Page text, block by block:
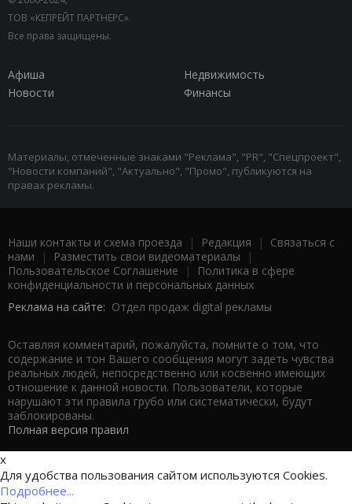
ТОВ «КЕПРЕЙТ ПАРТНЕРС».
Все права защищены.
Афиша
Недвижимость
Новости
Финансы
Материалы, отмеченные знаками "Реклама", "PR", "Спецпроект",
"Новости компаний", "Актуально", "Промо", публикуются на
правах рекламы.
Наши контакты и схема проезда | Редакция | Связаться с
нами | Разместить свои видеоматериалы |
Пользовательское Соглашение |
Политика в сфере
конфиденциальности и персональных данных
Реклама на сайте: Отдел продаж digital рекламы
Оставляя комментарий, пожалуйста, помните о том, что
содержание и тон Вашего сообщения могут задеть чувства
реальных людей, непосредственно или косвенно имеющих
отношение к данной новости. Пользователи, которые
нарушают эти правила грубо или систематически, будут
заблокированы.
Полная версия правил
x
Для удобства пользования сайтом используются Cookies.
Подробнее...